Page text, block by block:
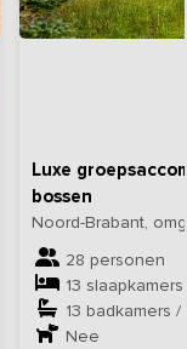
Luxe
bossen
Noord-Brabant,
28 personen
13 slaapkamers
13 badkamers
Nee